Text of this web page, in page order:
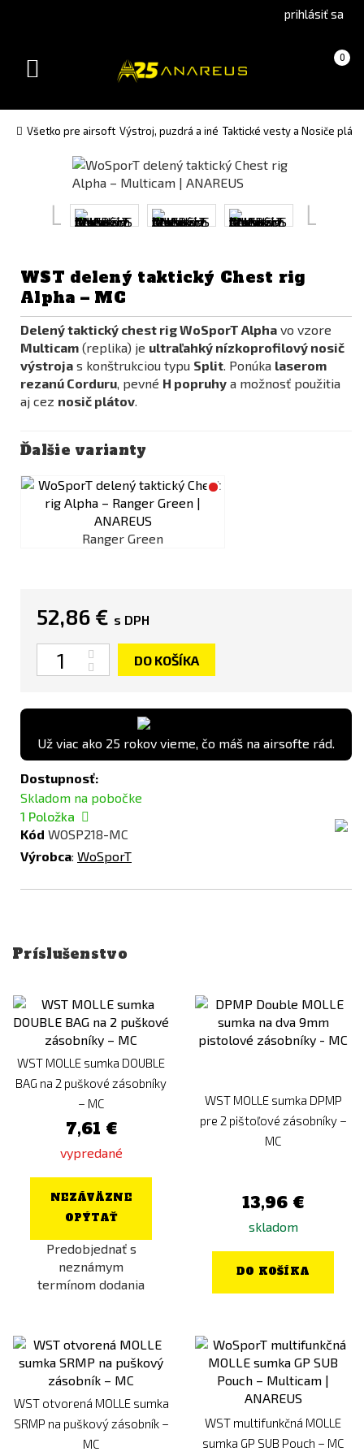
(Czech)version
prihlásiť sa
Košík 0
(prázdny)
Toggle
Všetko pre airsoft Výstroj, puzdrá a iné Taktické vesty a Nosiče
WST delený taktický Chest rig
Alpha – MC
Delený taktický chest rig WoSporT Alpha vo vzore
Multicam (replika) je ultraľahký nízkoprofilový nosič
výstroja s konštrukciou typu Split. Ponúka laserom
rezanú Corduru, pevné H popruhy a možnosť použitia
aj cez nosič plátov.
Ďalšie varianty
Ranger Green
52,86 € s DPH
Množstvo
DO KOŠÍKA
Už viac ako 25 rokov vieme, čo máš na airsofte rád.
Dostupnosť:
Skladom na pobočke
1 Položka
Kód WOSP218-MC
Výrobca: WoSporT
Príslušenstvo
WST MOLLE sumka DOUBLE
BAG na 2 puškové zásobníky
– MC
7,61 €
vypredané
NEZÁVÄZNE
OPÝTAŤ
Predobjednať s
neznámym
termínom dodania
WST MOLLE sumka DPMP
pre 2 pištoľové zásobníky –
MC
13,96 €
skladom
DO KOŠÍKA
WST otvorená MOLLE sumka
SRMP na puškový zásobník –
MC
WST multifunkčná MOLLE
sumka GP SUB Pouch – MC